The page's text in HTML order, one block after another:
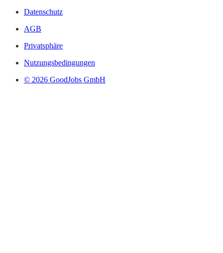
Datenschutz
AGB
Privatsphäre
Nutzungsbedingungen
© 2026 GoodJobs GmbH